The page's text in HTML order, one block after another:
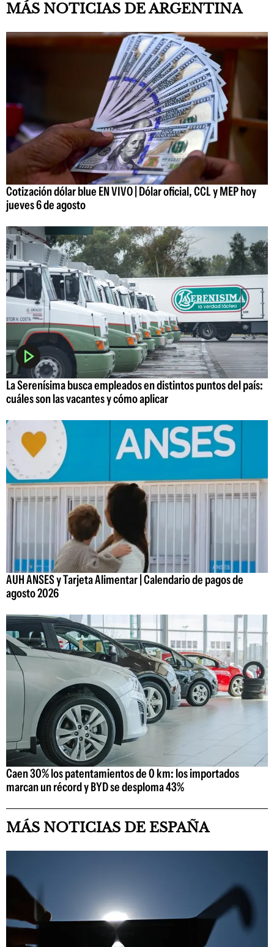
MÁS NOTICIAS DE ARGENTINA
Cotización dólar blue EN VIVO | Dólar oficial, CCL y MEP hoy
jueves 6 de agosto
La Serenísima busca empleados en distintos puntos del país:
cuáles son las vacantes y cómo aplicar
AUH ANSES y Tarjeta Alimentar | Calendario de pagos de
agosto 2026
Caen 30% los patentamientos de 0 km: los importados
marcan un récord y BYD se desploma 43%
MÁS NOTICIAS DE ESPAÑA